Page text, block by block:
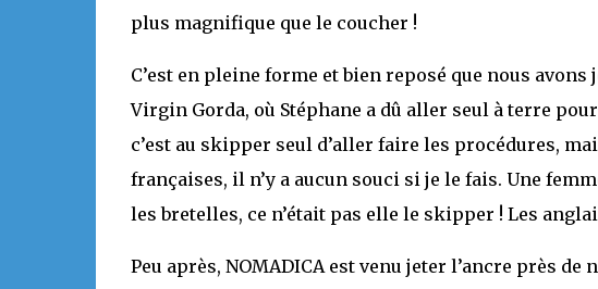
plus magnifique que le coucher !
C’est en pleine forme et bien reposé que nous avons
Virgin Gorda, où Stéphane a dû aller seul à terre
c’est au skipper seul d’aller faire les procédures,
françaises, il n’y a aucun souci si je le fais. Une
les bretelles, ce n’était pas elle le skipper ! Les
Peu après, NOMADICA est venu jeter l’ancre près